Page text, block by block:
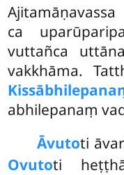
ca
vuttañca
vakkhāma.
abhilepanaṃ
Āvutoti
Ovutoti